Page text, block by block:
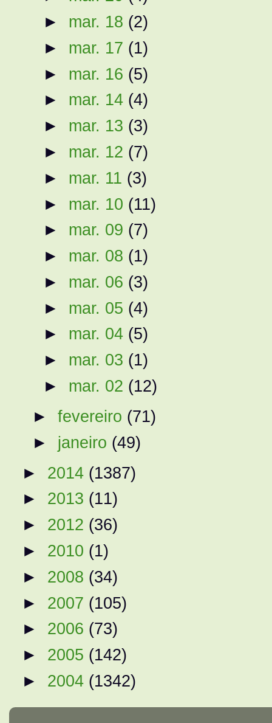
► mar. 18 (2)
► mar. 17 (1)
► mar. 16 (5)
► mar. 14 (4)
► mar. 13 (3)
► mar. 12 (7)
► mar. 11 (3)
► mar. 10 (11)
► mar. 09 (7)
► mar. 08 (1)
► mar. 06 (3)
► mar. 05 (4)
► mar. 04 (5)
► mar. 03 (1)
► mar. 02 (12)
►fevereiro (71)
► janeiro (49)
► 2014 (1387)
► 2013 (11)
► 2012 (36)
► 2010 (1)
► 2008 (34)
► 2007 (105)
► 2006 (73)
► 2005 (142)
► 2004 (1342)